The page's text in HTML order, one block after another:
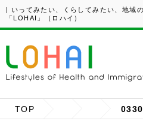
| いってみたい、くらしてみたい、地域
「LOHAI」（ロハイ）
TOP